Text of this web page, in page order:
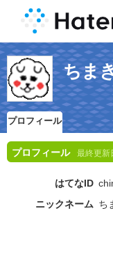
ちま
プロフィール
プロフィール 最終更新
はてなID
ニックネーム ち